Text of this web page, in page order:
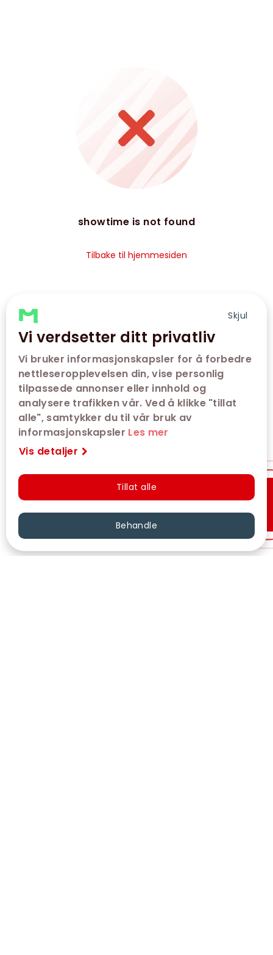
Skjul
Vi verdsetter ditt privatliv
Vi bruker informasjonskapsler for å forbedre
nettleseropplevelsen din, vise personlig
tilpassede annonser eller innhold og
analysere trafikken vår. Ved å klikke "tillat
alle", samtykker du til vår bruk av
informasjonskapsler Les mer
Vis detaljer
Tillat alle
Behandle
showtime is not found
Tilbake til hjemmesiden
Hurtigkjøp